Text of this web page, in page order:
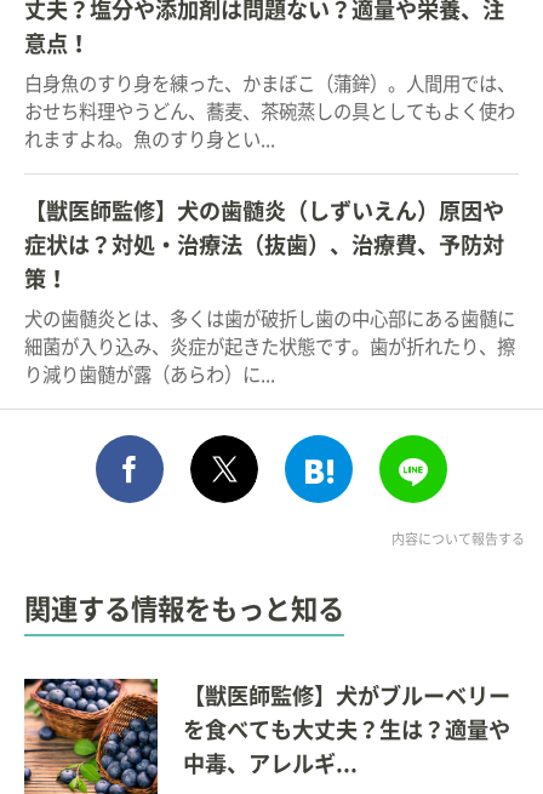
丈夫？塩分や添加剤は問題ない？適量や栄養、注
意点！
白身魚のすり身を練った、かまぼこ（蒲鉾）。人間用では、
おせち料理やうどん、蕎麦、茶碗蒸しの具としてもよく使わ
れますよね。魚のすり身とい...
【獣医師監修】犬の歯髄炎（しずいえん）原因や
症状は？対処・治療法（抜歯）、治療費、予防対
策！
犬の歯髄炎とは、多くは歯が破折し歯の中心部にある歯髄に
細菌が入り込み、炎症が起きた状態です。歯が折れたり、擦
り減り歯髄が露（あらわ）に...
シェア このエントリーをはて
内容について報告する
関連する情報をもっと知る
【獣医師監修】犬がブルーベリー
を食べても大丈夫？生は？適量や
中毒、アレルギ...